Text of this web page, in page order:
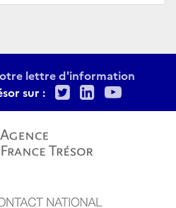
lettre d'information
sur :
TwitterLinkedIn